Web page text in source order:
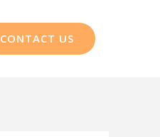
CONTACT US